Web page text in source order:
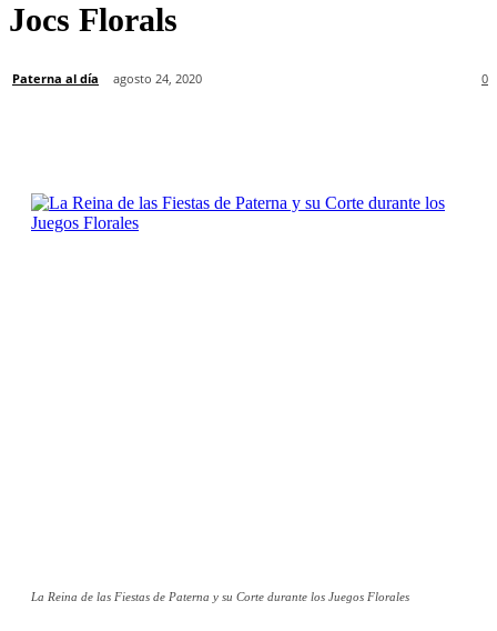
Jocs Florals
Paterna al día agosto 24, 2020 0
La Reina de las Fiestas de Paterna y su Corte durante los Juegos Florales